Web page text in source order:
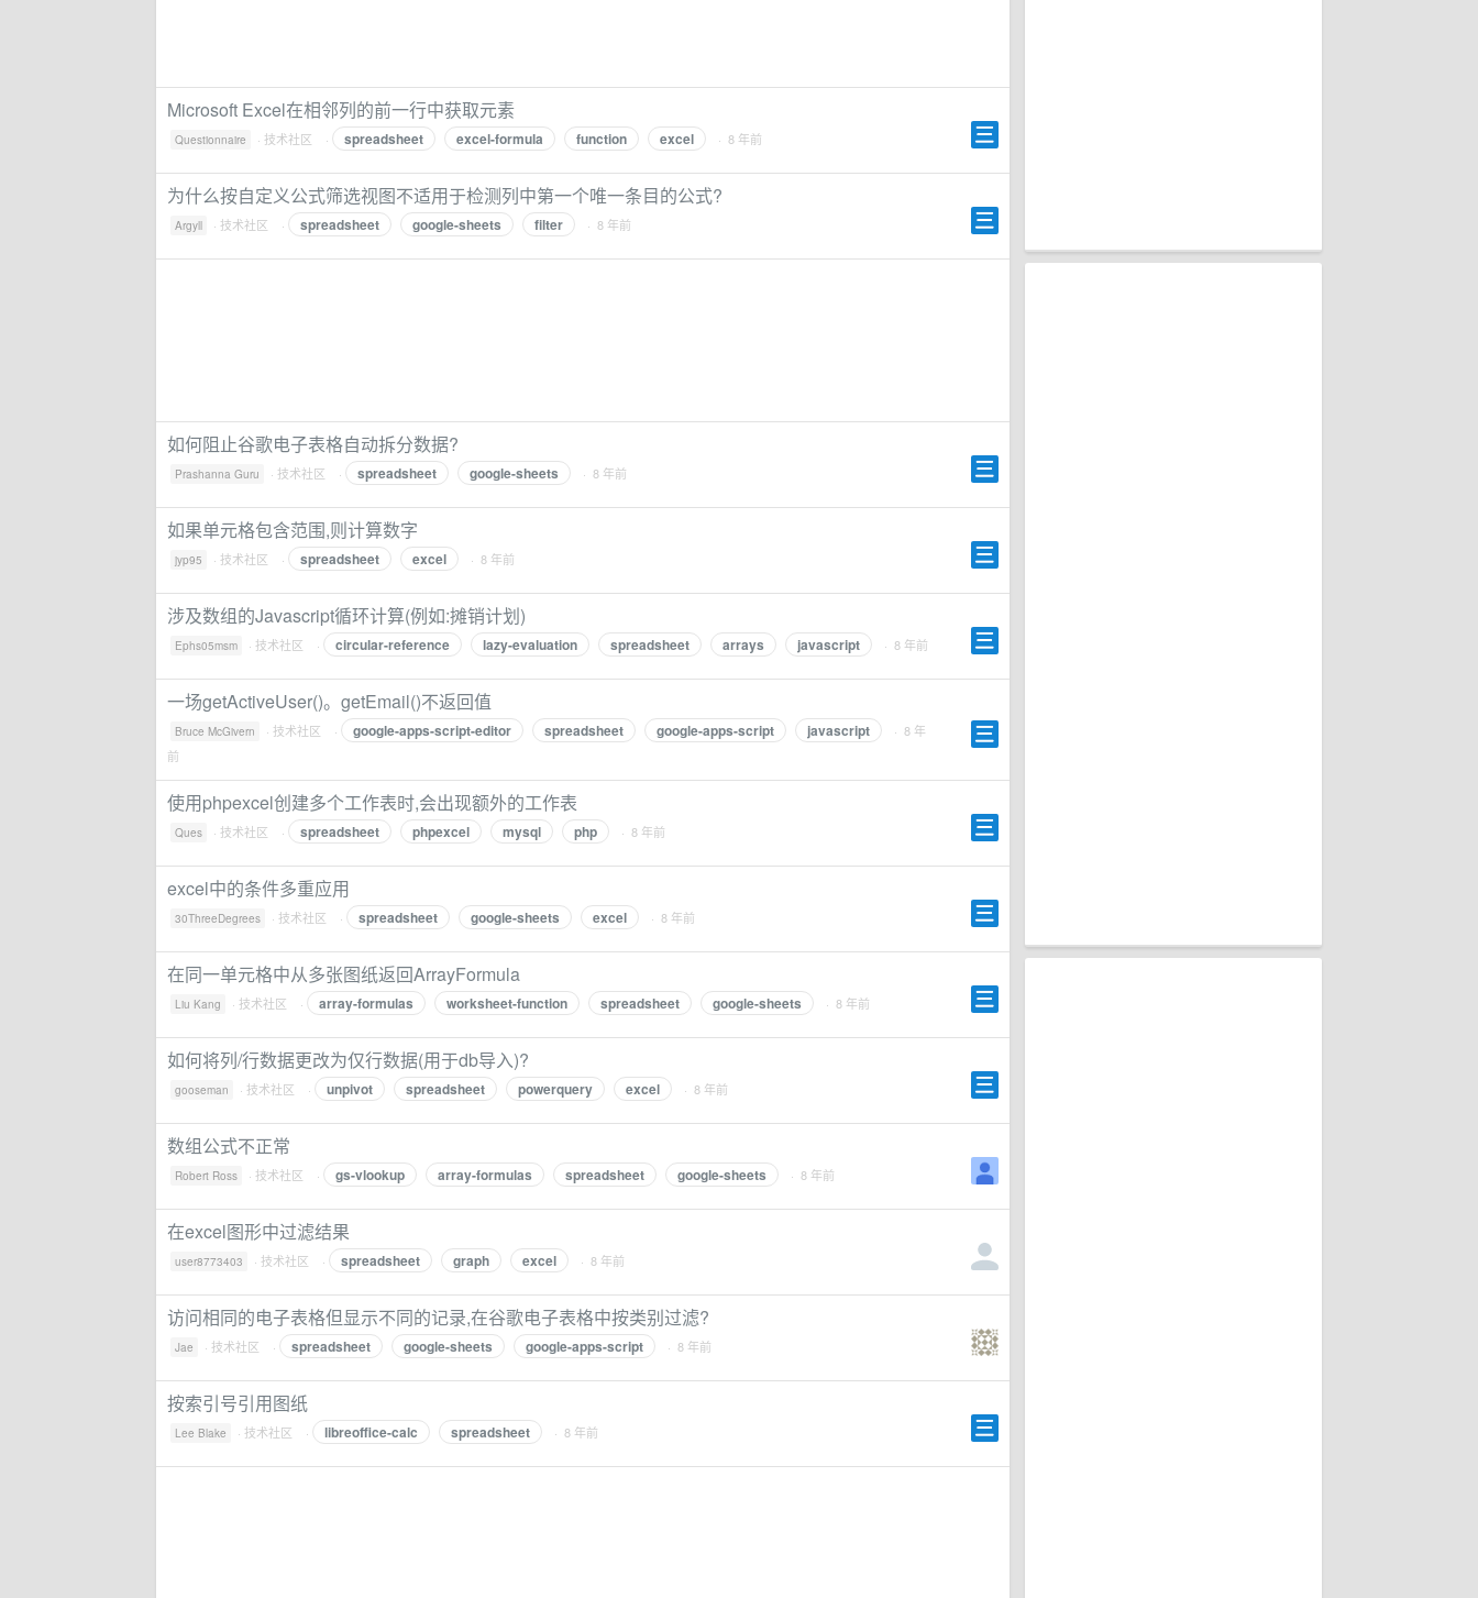
Microsoft Excel在相邻列的前一行中获取元素
Questionnaire · 技术社区 · spreadsheet excel-formula function excel · 8 年前
为什么按自定义公式筛选视图不适用于检测列中第一个唯一条目的公式?
Argyll · 技术社区 · spreadsheet google-sheets filter · 8 年前
如何阻止谷歌电子表格自动拆分数据?
Prashanna Guru · 技术社区 · spreadsheet google-sheets · 8 年前
如果单元格包含范围,则计算数字
jyp95 · 技术社区 · spreadsheet excel · 8 年前
涉及数组的Javascript循环计算(例如:摊销计划)
Ephs05msm · 技术社区 · circular-reference lazy-evaluation spreadsheet arrays javascript · 8 年前
一场getActiveUser()。getEmail()不返回值
Bruce McGivern · 技术社区 · google-apps-script-editor spreadsheet google-apps-script javascript
· 8 年
前
使用phpexcel创建多个工作表时,会出现额外的工作表
Ques · 技术社区 · spreadsheet phpexcel mysql php · 8 年前
excel中的条件多重应用
30ThreeDegrees · 技术社区 · spreadsheet google-sheets excel · 8 年前
在同一单元格中从多张图纸返回ArrayFormula
Liu Kang · 技术社区 · array-formulas worksheet-function spreadsheet google-sheets · 8 年前
如何将列/行数据更改为仅行数据(用于db导入)?
gooseman · 技术社区 · unpivot spreadsheet powerquery excel · 8 年前
数组公式不正常
Robert Ross · 技术社区 · gs-vlookup array-formulas spreadsheet google-sheets · 8 年前
在excel图形中过滤结果
user8773403 · 技术社区 · spreadsheet graph excel · 8 年前
访问相同的电子表格但显示不同的记录,在谷歌电子表格中按类别过滤?
Jae · 技术社区 · spreadsheet google-sheets google-apps-script · 8 年前
按索引号引用图纸
Lee Blake · 技术社区 · libreoffice-calc spreadsheet · 8 年前